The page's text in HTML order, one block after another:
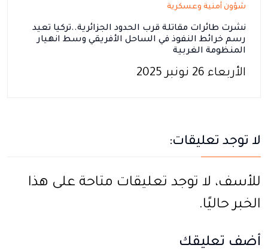
شؤون أمنية وعسكرية
نشرت طائرات مقاتلة قرب الحدود الجزائرية..تركيا تعيد
رسم خرائط النفوذ في الساحل الأفريقي وسط انهيار
المنظومة الغربية
الأربعاء 26 نونبر 2025
لا توجد تعليقات:
للأسف، لا توجد تعليقات متاحة على هذا
الخبر حاليًا.
أضف تعليقك